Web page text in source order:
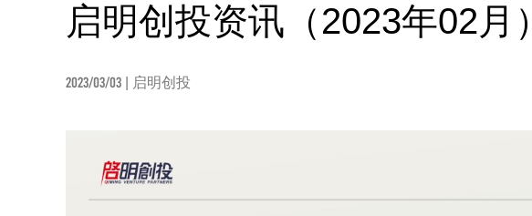
启明创投资讯（2023年02月）
2023/03/03 | 启明创投